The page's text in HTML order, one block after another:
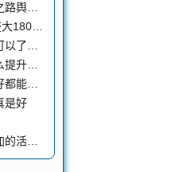
传奇网页版游戏中好汉之路舆图推动
为什么没开加速100仿盛大180传奇sf也会提示使用了加速外新开传奇sf发布网挂
全网新版玩家在前期怎么提升实力
每日除魔任务玩家们最好都能够将其完成这样实力才征服私服发布网会有显著的提升
是好
传奇游戏中值得大家参加的活动是什么呢